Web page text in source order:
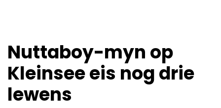
Nuttaboy-myn op
Kleinsee eis nog drie
lewens